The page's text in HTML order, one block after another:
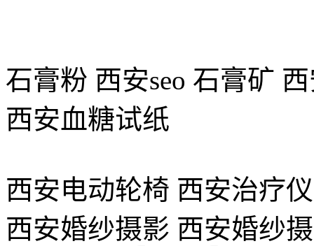
石膏粉 西安seo 石膏矿
西安血糖试纸
西安电动轮椅 西安治疗
西安婚纱摄影 西安婚纱